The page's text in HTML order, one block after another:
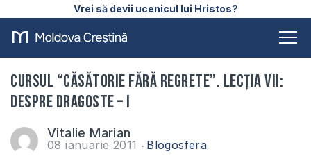
Vrei să devii ucenicul lui Hristos?
Cursul “Căsătorie fără regrete”. Lecţia VII:
Despre dragoste – I
Vitalie Marian
08 ianuarie 2011 Blogosfera